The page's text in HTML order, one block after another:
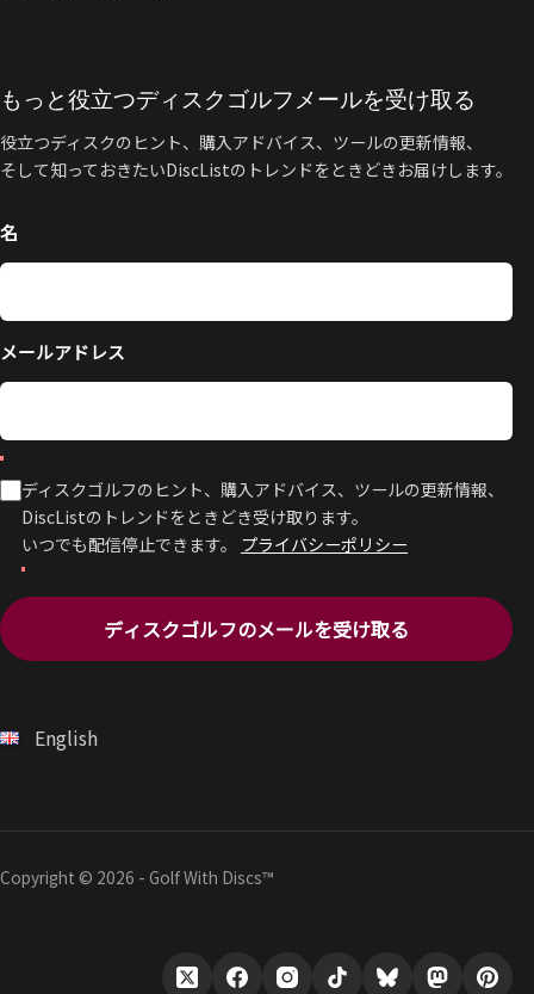
もっと役立つディスクゴルフメールを受け取る
役立つディスクのヒント、購入アドバイス、ツールの更新情報、
そして知っておきたいDiscListのトレンドをときどきお届けします。
名
メールアドレス
ディスクゴルフのヒント、購入アドバイス、ツールの更新情報、
DiscListのトレンドをときどき受け取ります。
いつでも配信停止できます。 プライバシーポリシー
ディスクゴルフのメールを受け取る
English
Copyright © 2026 - Golf With Discs™